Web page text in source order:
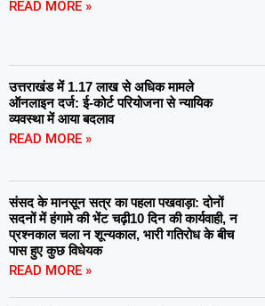
READ MORE »
उत्तराखंड में 1.17 लाख से अधिक मामले
ऑनलाइन दर्ज: ई-कोर्ट परियोजना से न्यायिक
व्यवस्था में आया बदलाव
READ MORE »
संसद के मानसून सत्र का पहला पखवाड़ा: दोनों
सदनों में हंगामे की भेंट चढ़ी10 दिन की कार्यवाही, न
प्रश्नकाल चला न शून्यकाल, भारी गतिरोध के बीच
पास हुए कुछ विधेयक
READ MORE »